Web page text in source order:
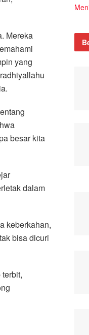
yang
besar kita
dalam
keberkahan,
bisa dicuri